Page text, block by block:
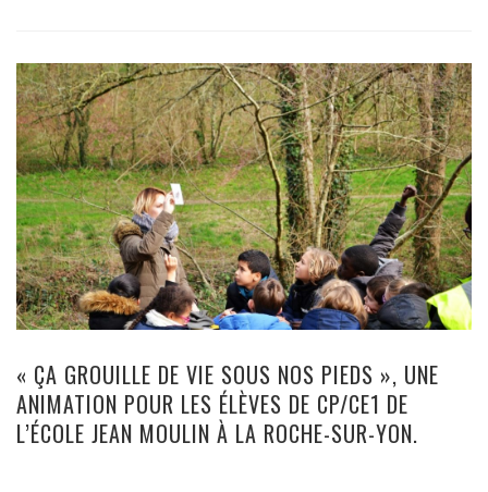
« ÇA GROUILLE DE VIE SOUS NOS PIEDS », UNE
ANIMATION POUR LES ÉLÈVES DE CP/CE1 DE
L’ÉCOLE JEAN MOULIN À LA ROCHE-SUR-YON.